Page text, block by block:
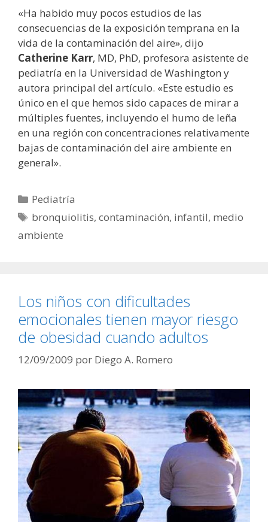
«Ha habido muy pocos estudios de las
consecuencias de la exposición temprana en la
vida de la contaminación del aire», dijo
Catherine Karr, MD, PhD, profesora asistente de
pediatría en la Universidad de Washington y
autora principal del artículo. «Este estudio es
único en el que hemos sido capaces de mirar a
múltiples fuentes, incluyendo el humo de leña
en una región con concentraciones relativamente
bajas de contaminación del aire ambiente en
general».
Categorías
Pediatría
Etiquetas
bronquiolitis,contaminación, infantil, medio
ambiente
Los niños con dificultades
emocionales tienen mayor riesgo
de obesidad cuando adultos
12/09/2009 por Diego A. Romero